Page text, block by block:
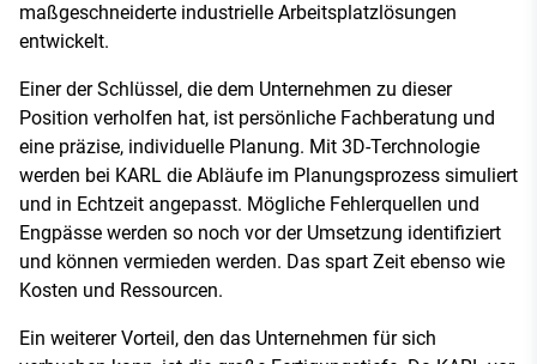
maßgeschneiderte industrielle Arbeitsplatzlösungen
entwickelt.
Einer der Schlüssel, die dem Unternehmen zu dieser
Position verholfen hat, ist persönliche Fachberatung und
eine präzise, individuelle Planung. Mit 3D-Terchnologie
werden bei KARL die Abläufe im Planungsprozess simuliert
und in Echtzeit angepasst. Mögliche Fehlerquellen und
Engpässe werden so noch vor der Umsetzung identifiziert
und können vermieden werden. Das spart Zeit ebenso wie
Kosten und Ressourcen.
Ein weiterer Vorteil, den das Unternehmen für sich